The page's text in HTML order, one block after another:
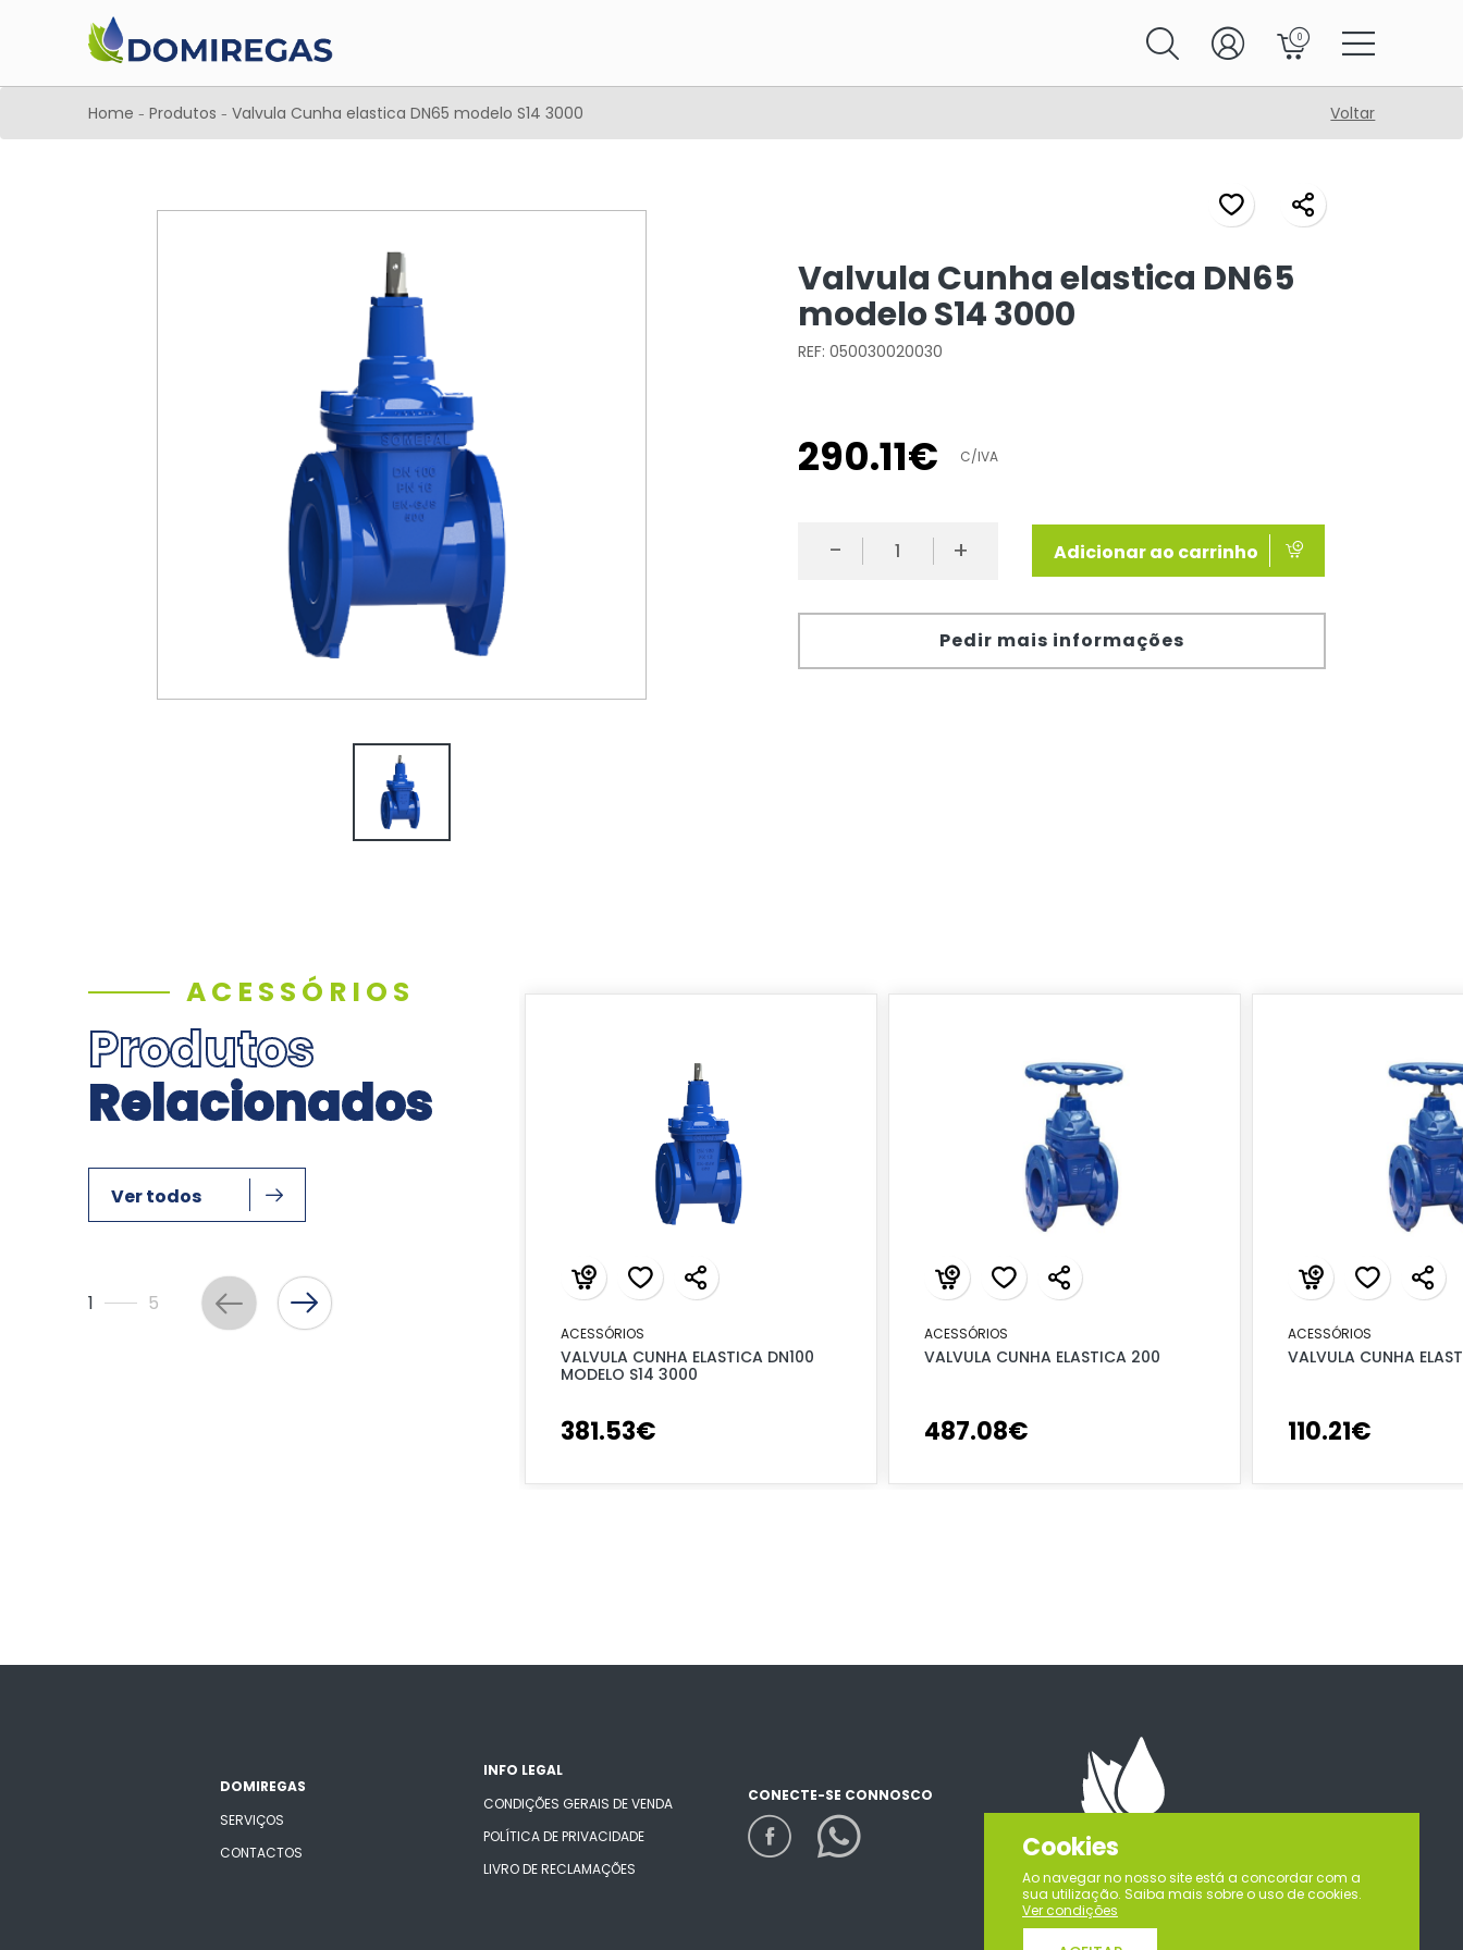
0
Home - Produtos - Valvula Cunha elastica DN65 modelo S14 3000 Voltar
Valvula Cunha elastica DN65
modelo S14 3000
REF: 050030020030
290.11€ C/IVA
- + Adicionar ao carrinho
Pedir mais informações
ACESSÓRIOS
Produtos
Relacionados
Ver todos
1 5
ACESSÓRIOS
VALVULA CUNHA ELASTICA DN100
MODELO S14 3000
381.53€
ACESSÓRIOS
VALVULA CUNHA ELASTICA 200
487.08€
ACESSÓRIOS
VALVULA CUNHA
110.21€
DOMIREGAS
SERVIÇOS
CONTACTOS
INFO LEGAL
CONDIÇÕES GERAIS DE VENDA
POLÍTICA DE PRIVACIDADE
LIVRO DE RECLAMAÇÕES
CONECTE-SE CONNOSCO
Cookies
Ao navegar no nosso site está a concordar com a
sua utilização. Saiba mais sobre o uso de cookies.
Ver condições